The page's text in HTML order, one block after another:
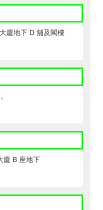
廈地下 D 舖及閣樓
廈 B 座地下